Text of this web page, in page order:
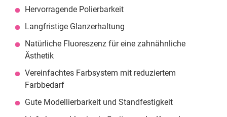
Hervorragende Polierbarkeit
Langfristige Glanzerhaltung
Natürliche Fluoreszenz für eine zahnähnliche
Ästhetik
Vereinfachtes Farbsystem mit reduziertem
Farbbedarf
Gute Modellierbarkeit und Standfestigkeit